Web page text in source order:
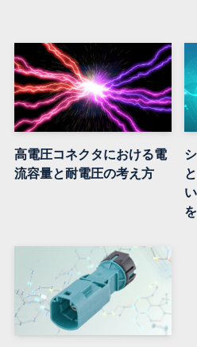
高電圧コネクタにおける電
流容量と耐電圧の考え方